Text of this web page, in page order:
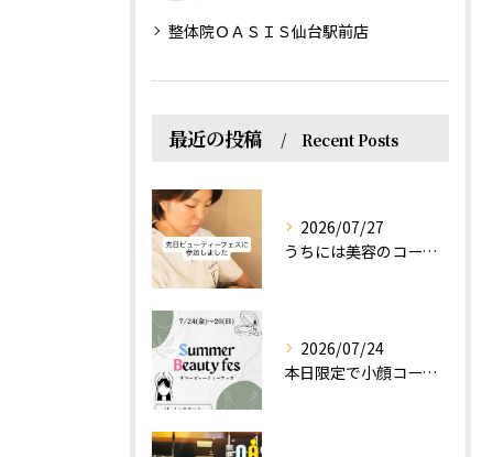
整体院ＯＡＳＩＳ仙台駅前店
最近の投稿 Recent Posts
2026/07/27
うちには美容のコースもあるって伝えなきゃ！えっほっえxty
2026/07/24
本日限定で小顔コース体験(ワンコイン)実施します！